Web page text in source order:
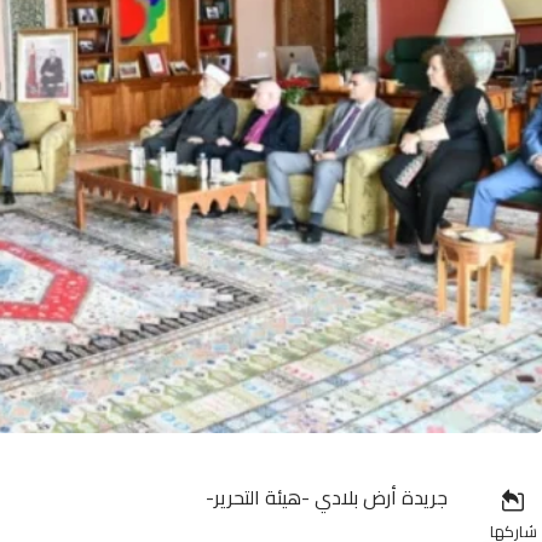
شاركها
جريدة أرض بلادي -هيئة التحرير-